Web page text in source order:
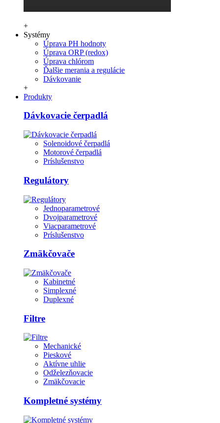
+
Systémy
Úprava PH hodnoty
Úprava ORP (redox)
Úprava chlórom
Ďalšie merania a regulácie
Dávkovanie
+
Produkty
Dávkovacie čerpadlá
Solenoidové čerpadlá
Motorové čerpadlá
Príslušenstvo
Regulátory
Jednoparametrové
Dvojparametrové
Viacparametrové
Príslušenstvo
Zmäkčovače
Kabinetné
Simplexné
Duplexné
Filtre
Mechanické
Pieskové
Aktívne uhlie
Odželezňovacie
Zmäkčovacie
Kompletné systémy